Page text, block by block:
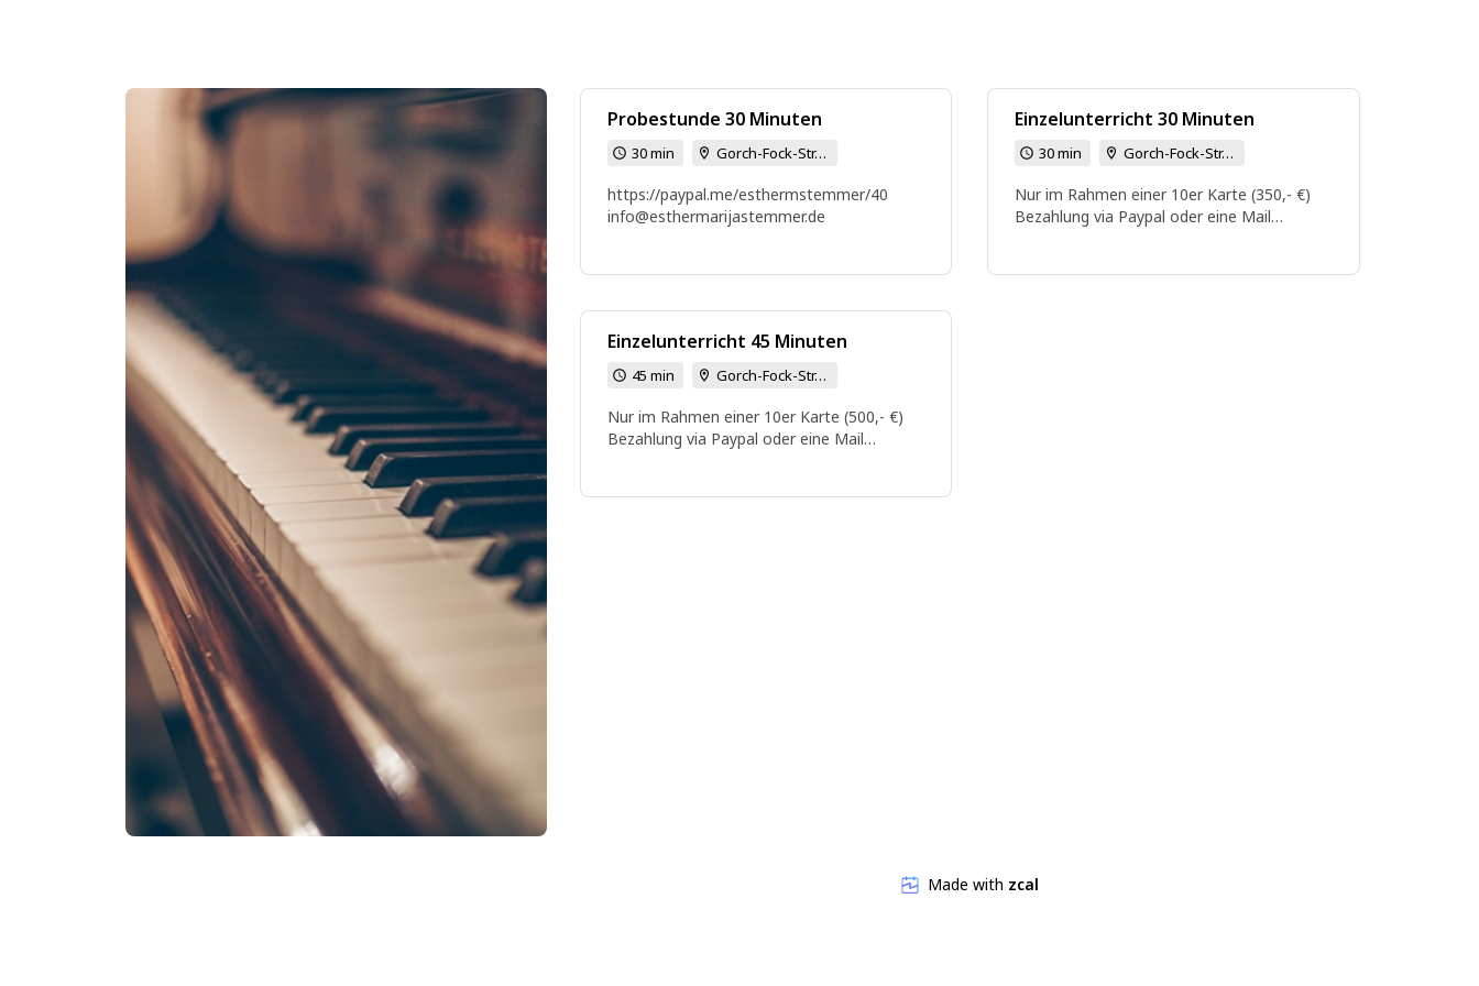
Probestunde 30 Minuten
30 min Gorch-Fock-Str. 63, 21337 Lüneburg
https://paypal.me/esthermstemmer/40
info@esthermarijastemmer.de
Einzelunterricht 30 Minuten
30 min Gorch-Fock-Str. 63, 21337 Lüneburg
Nur im Rahmen einer 10er Karte (350,- €)
Bezahlung via Paypal oder eine Mail
info@esthermarijastemmer.de
Einzelunterricht 45 Minuten
45 min Gorch-Fock-Str. 63, 21337 Lüneburg
Nur im Rahmen einer 10er Karte (500,- €)
Bezahlung via Paypal oder eine Mail
info@esthermarijastemmer.de
Made with zcal